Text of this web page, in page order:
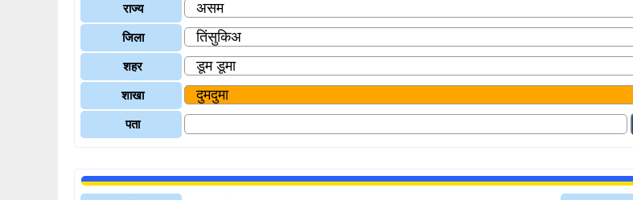
राज्य
जिला
शहर
शाखा
पता